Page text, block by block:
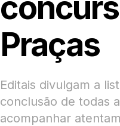
Praças
Editais divulgam a
conclusão de todas
acompanhar